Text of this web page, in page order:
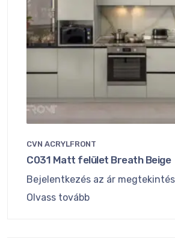
CVN ACRYLFRONT
C031 Matt felület Breath Beige
Bejelentkezés az ár
Olvass tovább